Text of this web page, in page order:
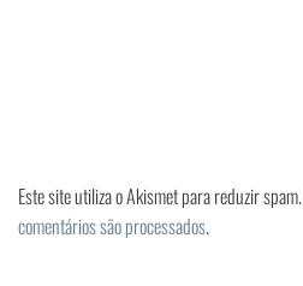
Este site utiliza o Akismet para reduzir spam.
comentários são processados.